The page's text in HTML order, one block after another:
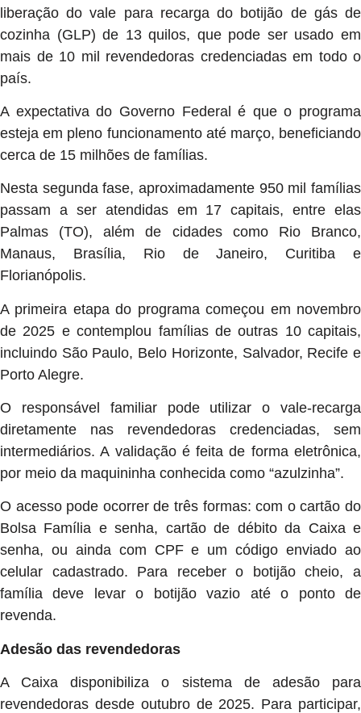
liberação do vale para recarga do botijão de gás de
cozinha (GLP) de 13 quilos, que pode ser usado em
mais de 10 mil revendedoras credenciadas em todo o
país.
A expectativa do Governo Federal é que o programa
esteja em pleno funcionamento até março, beneficiando
cerca de 15 milhões de famílias.
Nesta segunda fase, aproximadamente 950 mil famílias
passam a ser atendidas em 17 capitais, entre elas
Palmas (TO), além de cidades como Rio Branco,
Manaus, Brasília, Rio de Janeiro, Curitiba e
Florianópolis.
A primeira etapa do programa começou em novembro
de 2025 e contemplou famílias de outras 10 capitais,
incluindo São Paulo, Belo Horizonte, Salvador, Recife e
Porto Alegre.
O responsável familiar pode utilizar o vale-recarga
diretamente nas revendedoras credenciadas, sem
intermediários. A validação é feita de forma eletrônica,
por meio da maquininha conhecida como “azulzinha”.
O acesso pode ocorrer de três formas: com o cartão do
Bolsa Família e senha, cartão de débito da Caixa e
senha, ou ainda com CPF e um código enviado ao
celular cadastrado. Para receber o botijão cheio, a
família deve levar o botijão vazio até o ponto de
revenda.
Adesão das revendedoras
A Caixa disponibiliza o sistema de adesão para
revendedoras desde outubro de 2025. Para participar,